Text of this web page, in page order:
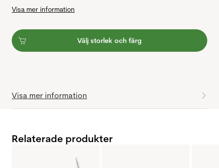
Visa mer information
Välj storlek och färg
Visa mer information
Relaterade produkter